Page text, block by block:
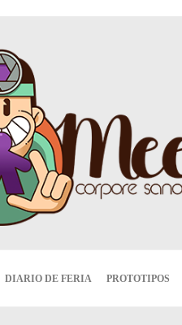
DIARIO DE FERIA PROTOTIPOS